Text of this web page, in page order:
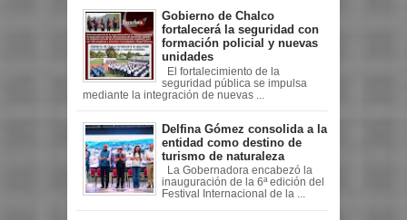
Gobierno de Chalco
fortalecerá la seguridad con
formación policial y nuevas
unidades
El fortalecimiento de la
seguridad pública se impulsa
mediante la integración de nuevas ...
Delfina Gómez consolida a la
entidad como destino de
turismo de naturaleza
La Gobernadora encabezó la
inauguración de la 6ª edición del
Festival Internacional de la ...